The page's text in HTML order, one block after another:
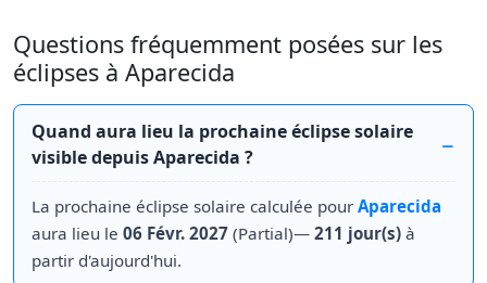
Questions fréquemment posées sur les
éclipses à Aparecida
Quand aura lieu la prochaine éclipse solaire
visible depuis Aparecida ?
La prochaine éclipse solaire calculée pour Aparecida
aura lieu le 06 Févr. 2027 (Partial)— 211 jour(s) à
partir d'aujourd'hui.